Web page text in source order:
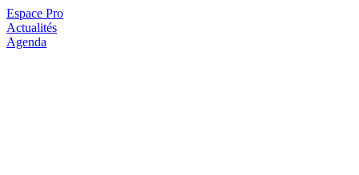
Espace Pro
Actualités
Agenda